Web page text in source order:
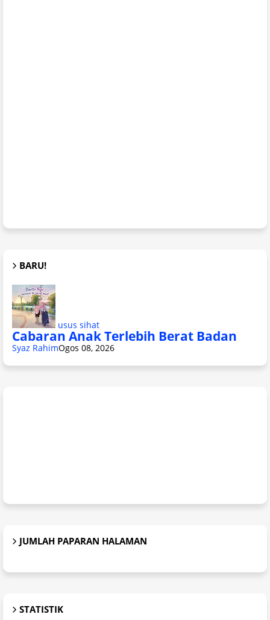
BARU!
usus sihat
Cabaran Anak Terlebih Berat Badan
Syaz RahimOgos 08, 2026
JUMLAH PAPARAN HALAMAN
STATISTIK